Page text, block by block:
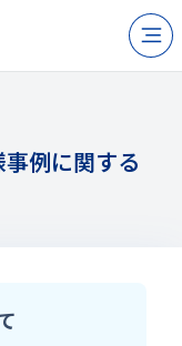
例に関する